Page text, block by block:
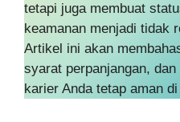
tetapi juga membuat
keamanan menjadi tidak
Artikel ini akan
syarat perpanjangan,
karier Anda tetap aman